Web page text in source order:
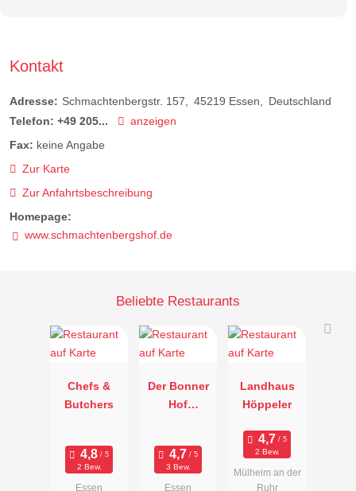
Kontakt
Adresse: Schmachtenbergstr. 157 45219 Essen
Deutschland
Telefon: +49 205...
anzeigen
Fax: keine Angabe
Zur Karte
Zur Anfahrtsbeschreibung
Homepage:
www.schmachtenbergshof.de
Beliebte Restaurants
Chefs &
Butchers
2 Bew.
Essen
Der Bonner
Hof
3 Bew.
Essen
Landhaus
Höppeler
2 Bew.
Mülheim an der
Ruhr